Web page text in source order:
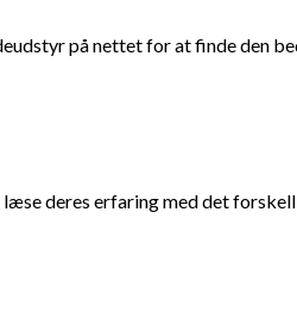
på nettet for at finde den
deres erfaring med det